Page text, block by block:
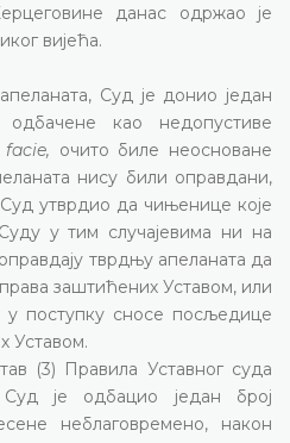
данас
одржао је
вијећа.
Суд је донио један
као недопустиве
, очито биле неосноване
нису били оправдани,
утврдио да чињенице које
у тим случајевима ни на
тврдњу апеланата да
заштићених Уставом, или
у поступку сносе посљедице
Уставом.
(3) Правила Уставног суда
је одбацио један број
неблаговремено, након